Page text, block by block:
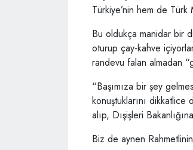
Türkiye’nin hem de
Bu oldukça manidar bir
oturup çay-kahve
randevu falan almadan
“Başımıza bir şey
konuştuklarını
alıp, Dışişleri
Biz de aynen